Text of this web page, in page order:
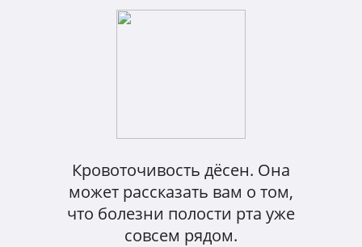
Кровоточивость дёсен. Она
может рассказать вам о том,
что болезни полости рта уже
совсем рядом.